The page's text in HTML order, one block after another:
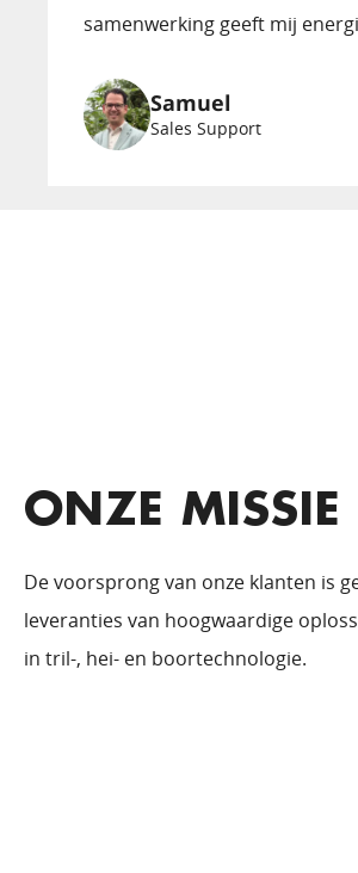
samenwerking geeft mij
Samuel
Sales Support
ONZE MISSIE
De voorsprong van onze klanten is
leveranties van hoogwaardige
in tril-, hei- en boortechnologie.